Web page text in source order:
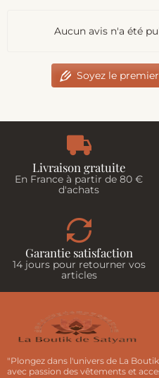
Aucun avis n'a été
Soyez le
Livraison gratuite
En France à partir de 80 €
d'achats
Garantie satisfaction
14 jours pour retourner vos
articles
"Plongez dans l'univers de La
avec passion des vêtements et